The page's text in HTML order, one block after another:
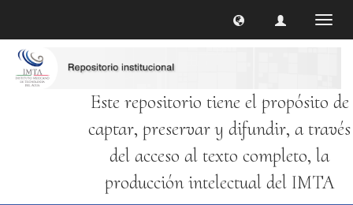
Este repositorio tiene el propósito de
captar, preservar y difundir, a través
del acceso al texto completo, la
producción intelectual del IMTA